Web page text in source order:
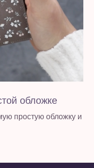
обложке
простую обложку и